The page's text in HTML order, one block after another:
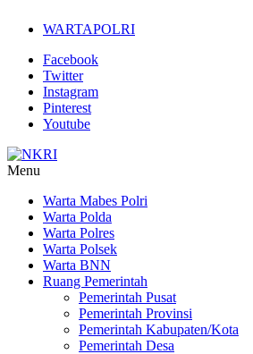
WARTAPOLRI
Facebook
Twitter
Instagram
Pinterest
Youtube
Jurnalisme
Positif
Menu
Warta Mabes Polri
Warta Polda
Warta Polres
Warta Polsek
Warta BNN
Ruang Pemerintah
Pemerintah Pusat
Pemerintah Provinsi
Pemerintah Kabupaten/Kota
Pemerintah Desa